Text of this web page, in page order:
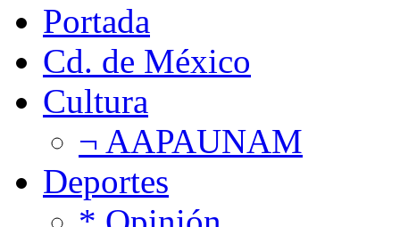
Portada
Cd. de México
Cultura
¬ AAPAUNAM
Deportes